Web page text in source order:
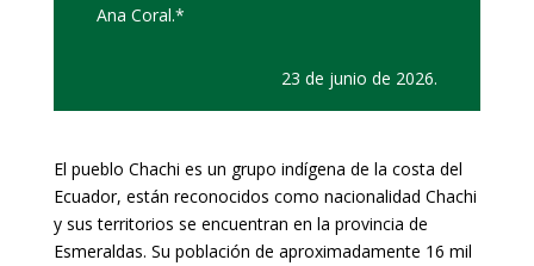
Ana Coral.*
‎23 ‎de ‎junio ‎de ‎2026.
El pueblo Chachi es un grupo indígena de la costa del
Ecuador, están reconocidos como nacionalidad Chachi
y sus territorios se encuentran en la provincia de
Esmeraldas. Su población de aproximadamente 16 mil